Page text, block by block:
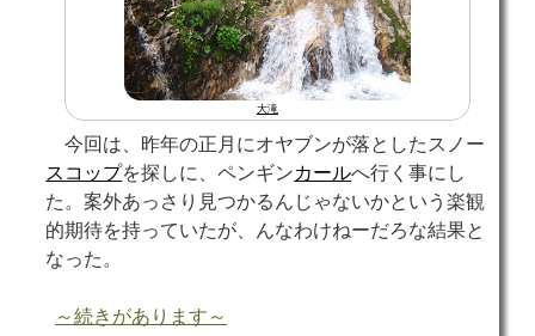
大滝
今回は、昨年の正月にオヤブンが落としたスノー
スコップを探しに、ペンギンカールへ行く事にし
た。案外あっさり見つかるんじゃないかという楽観
的期待を持っていたが、んなわけねーだろな結果と
なった。
～続きがあります～